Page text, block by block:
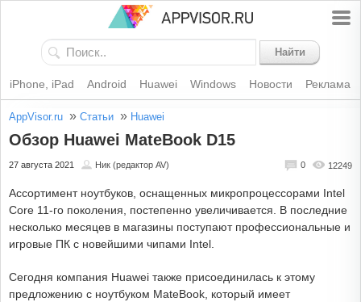
Найти
iPhone, iPad Android Huawei Windows Новости Реклама
AppVisor.ru » Статьи » Huawei
Обзор Huawei MateBook D15
27 августа 2021 Ник (редактор AV) 12249
0
Ассортимент ноутбуков, оснащенных микропроцессорами Intel
Core 11-го поколения, постепенно увеличивается. В последние
несколько месяцев в магазины поступают профессиональные и
игровые ПК с новейшими чипами Intel.
Сегодня компания Huawei также присоединилась к этому
предложению с ноутбуком MateBook, который имеет